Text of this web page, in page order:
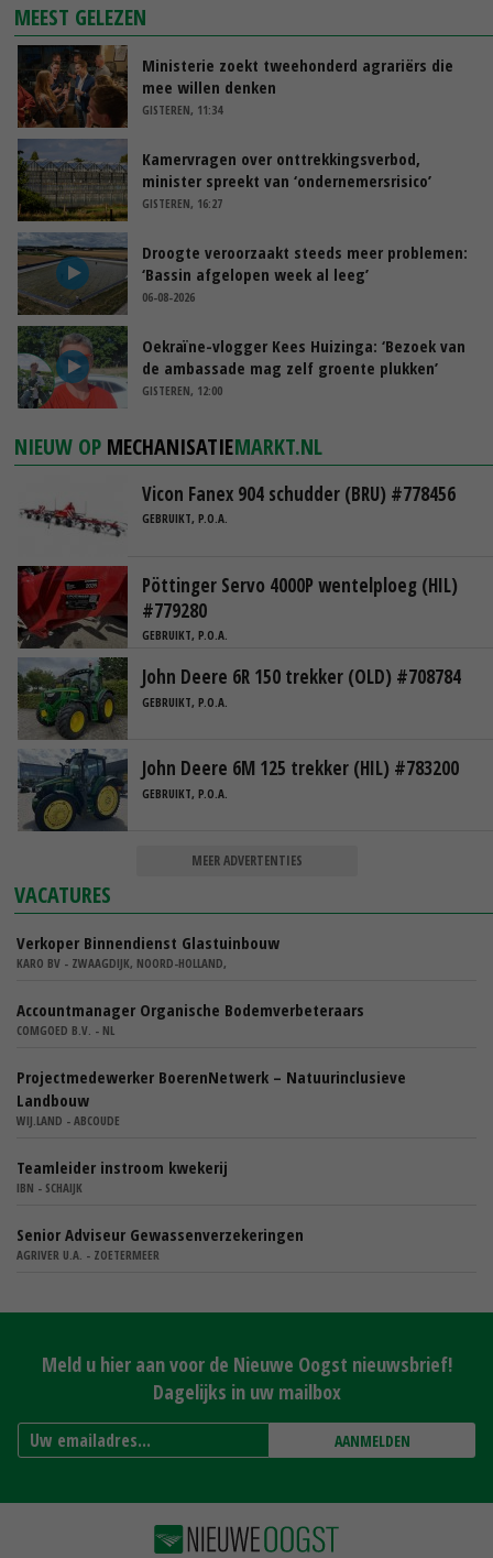
MEEST GELEZEN
Ministerie zoekt tweehonderd agrariërs die
mee willen denken
GISTEREN, 11:34
Kamervragen over onttrekkingsverbod,
minister spreekt van ‘ondernemersrisico’
GISTEREN, 16:27
Droogte veroorzaakt steeds meer problemen:
‘Bassin afgelopen week al leeg’
06-08-2026
Oekraïne-vlogger Kees Huizinga: ‘Bezoek van
de ambassade mag zelf groente plukken’
GISTEREN, 12:00
NIEUW OP MECHANISATIEMARKT.NL
Vicon Fanex 904 schudder (BRU) #778456
GEBRUIKT, P.O.A.
Pöttinger Servo 4000P wentelploeg (HIL)
#779280
GEBRUIKT, P.O.A.
John Deere 6R 150 trekker (OLD) #708784
GEBRUIKT, P.O.A.
John Deere 6M 125 trekker (HIL) #783200
GEBRUIKT, P.O.A.
MEER ADVERTENTIES
VACATURES
Verkoper Binnendienst Glastuinbouw
KARO BV - ZWAAGDIJK, NOORD-HOLLAND,
Accountmanager Organische Bodemverbeteraars
COMGOED B.V. - NL
Projectmedewerker BoerenNetwerk – Natuurinclusieve
Landbouw
WIJ.LAND - ABCOUDE
Teamleider instroom kwekerij
IBN - SCHAIJK
Senior Adviseur Gewassenverzekeringen
AGRIVER U.A. - ZOETERMEER
Meld u hier aan voor de Nieuwe Oogst nieuwsbrief!
Dagelijks in uw mailbox
AANMELDEN